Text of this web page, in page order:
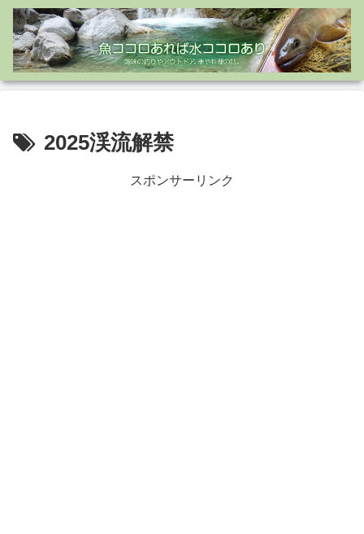
2025渓流解禁
スポンサーリンク